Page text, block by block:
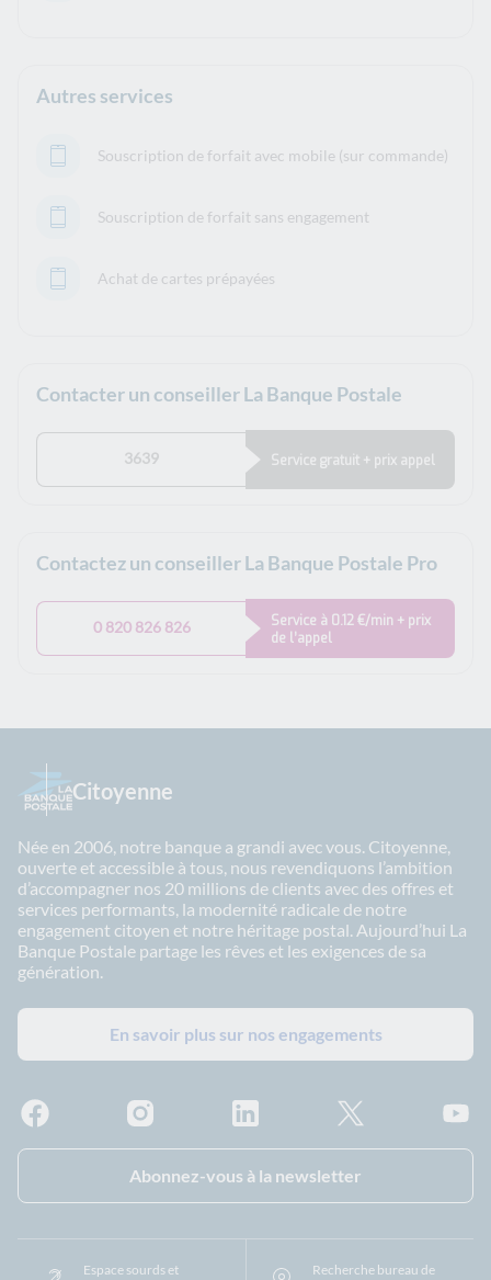
Autres services
Souscription de forfait avec mobile (sur commande)
Souscription de forfait sans engagement
Achat de cartes prépayées
Contacter un conseiller La Banque Postale
3639 Service gratuit + prix appel
Contactez un conseiller La Banque Postale Pro
0 820 826 826
Service à 0.12 €/min + prix
de l’appel
Citoyenne
Née en 2006, notre banque a grandi avec vous. Citoyenne,
ouverte et accessible à tous, nous revendiquons l’ambition
d’accompagner nos 20 millions de clients avec des offres et
services performants, la modernité radicale de notre
engagement citoyen et notre héritage postal. Aujourd’hui La
Banque Postale partage les rêves et les exigences de sa
génération.
En savoir plus sur nos engagements
Abonnez-vous à la newsletter
Espace sourds et
Recherche bureau de